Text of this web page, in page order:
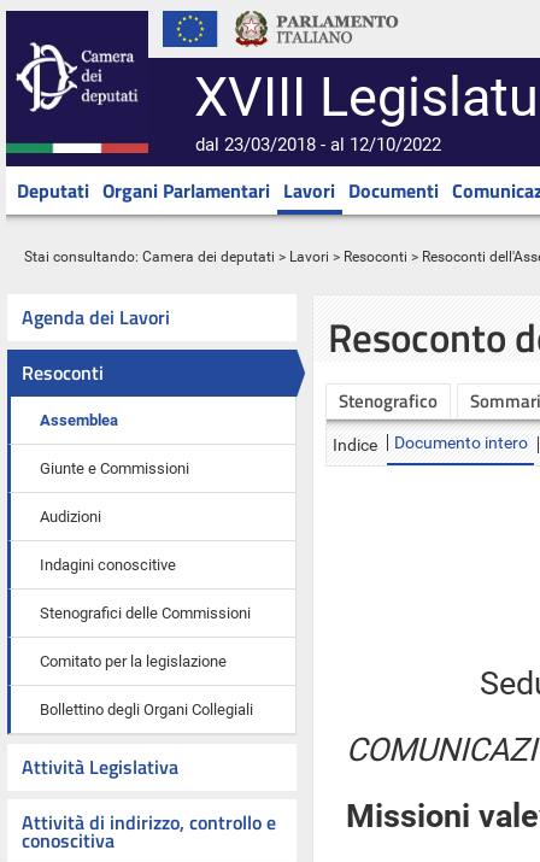
XVIII
dal 23/03/2018 - al 12/10/2022
Deputati Organi Parlamentari Lavori Documenti
Stai consultando: Camera dei deputati > Lavori > Resoconti > Resoconti
Agenda dei Lavori
Resoconti
Assemblea
Giunte e Commissioni
Audizioni
Indagini conoscitive
Stenografici delle Commissioni
Comitato per la legislazione
Bollettino degli Organi Collegiali
Attività Legislativa
Attività di indirizzo, controllo e
conoscitiva
Resoconto
Stenografico
Indice Documento intero
Missioni